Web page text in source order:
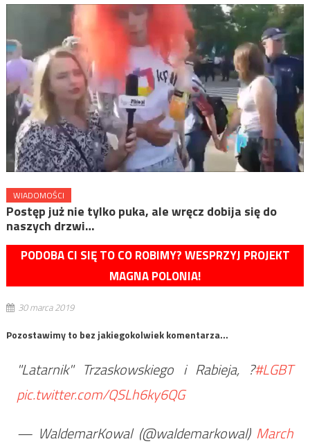
WIADOMOŚCI
Postęp już nie tylko puka, ale wręcz dobija się do
naszych drzwi…
PODOBA CI SIĘ TO CO ROBIMY? WESPRZYJ PROJEKT
MAGNA POLONIA!
30 marca 2019
Pozostawimy to bez jakiegokolwiek komentarza…
"Latarnik" Trzaskowskiego i Rabieja, ?#LGBT
pic.twitter.com/QSLh6ky6QG
— WaldemarKowal (@waldemarkowal) March